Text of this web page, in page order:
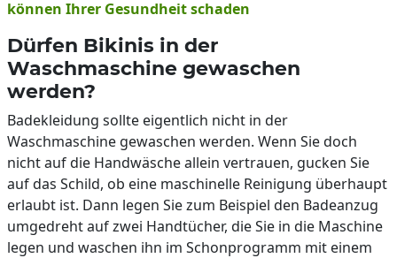
können Ihrer Gesundheit schaden
Dürfen Bikinis in der
Waschmaschine gewaschen
werden?
Badekleidung sollte eigentlich nicht in der
Waschmaschine gewaschen werden. Wenn Sie doch
nicht auf die Handwäsche allein vertrauen, gucken Sie
auf das Schild, ob eine maschinelle Reinigung überhaupt
erlaubt ist. Dann legen Sie zum Beispiel den Badeanzug
umgedreht auf zwei Handtücher, die Sie in die Maschine
legen und waschen ihn im Schonprogramm mit einem